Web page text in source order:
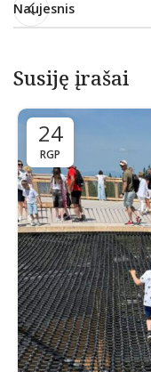
Naujesnis
Susiję įrašai
24
RGP